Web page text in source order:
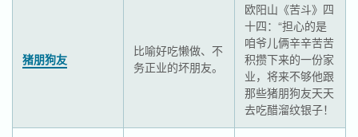
猪朋狗友
比喻好吃懒做、不
务正业的坏朋友。
欧阳山《苦斗》四
十四：“担心的是
咱爷儿俩辛辛苦苦
积攒下来的一份家
业，将来不够他跟
那些猪朋狗友天天
去吃醋溜纹银子！